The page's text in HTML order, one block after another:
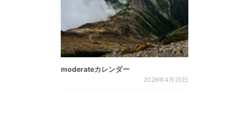
moderateカレンダー
2026年4月20日